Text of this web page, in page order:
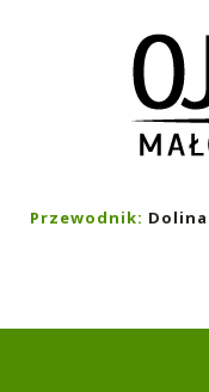
Przewodnik: